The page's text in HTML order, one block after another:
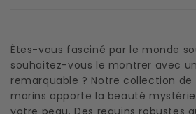
Êtes-vous fasciné par le monde
souhaitez-vous le montrer avec
remarquable ? Notre collection
marins apporte la beauté
votre peau. Des requins robustes